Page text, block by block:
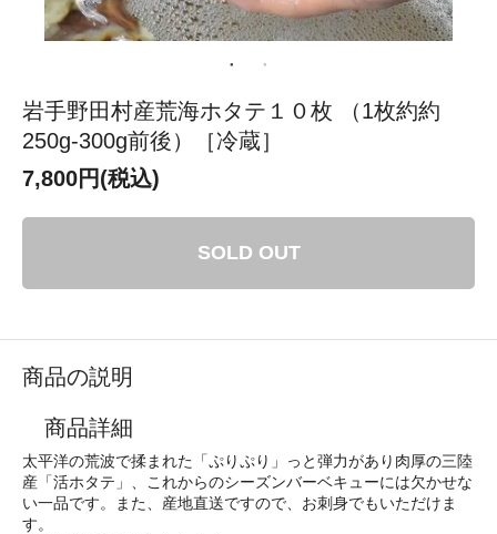
岩手野田村産荒海ホタテ１０枚 （1枚約約
250g-300g前後）［冷蔵］
7,800円(税込)
SOLD OUT
商品の説明
商品詳細
太平洋の荒波で揉まれた「ぷりぷり」っと弾力があり肉厚の三陸
産「活ホタテ」、これからのシーズンバーベキューには欠かせな
い一品です。また、産地直送ですので、お刺身でもいただけま
す。